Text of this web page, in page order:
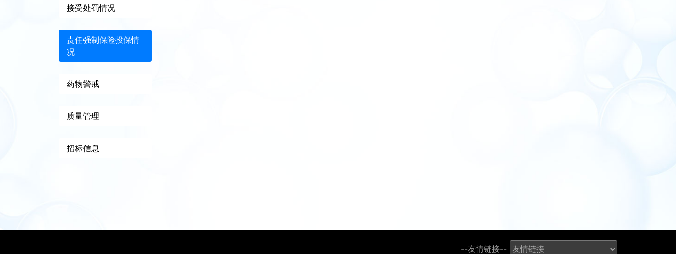
接受处罚情况
责任强制保险投保情
况
药物警戒
质量管理
招标信息
--友情链接--